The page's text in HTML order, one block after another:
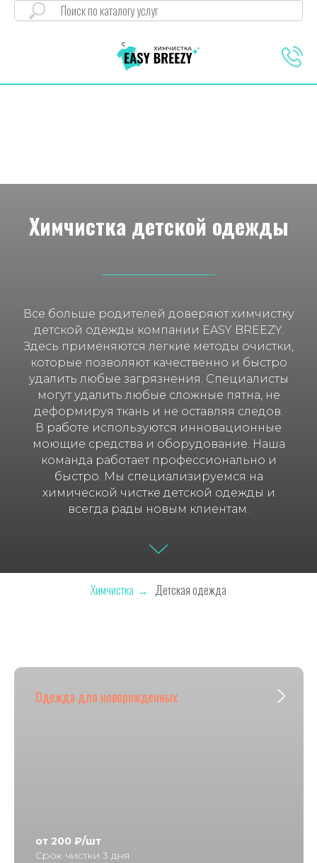
Химчистка детской одежды
Все больше родителей доверяют химчистку
детской одежды компании EASY BREEZY.
Здесь применяются легкие методы очистки,
которые позволяют качественно и быстро
удалить любые загрязнения. Специалисты
могут удалить любые сложные пятна, не
деформируя ткань и не оставляя следов.
В работе используются инновационные
моющие средства и оборудование. Наша
команда работает профессионально и
быстро. Мы специализируемся на
химической чистке детской одежды и
всегда рады новым клиентам.
Химчистка → Детская одежда
Одежда для новорожденных
от 200 ₽/шт
Срок чистки 3 дня